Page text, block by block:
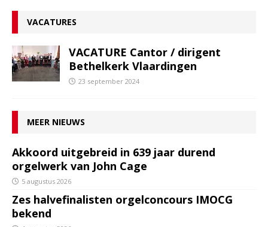
VACATURES
VACATURE Cantor / dirigent
Bethelkerk Vlaardingen
23 september 2024
MEER NIEUWS
Akkoord uitgebreid in 639 jaar durend
orgelwerk van John Cage
5 augustus 2026
Zes halvefinalisten orgelconcours IMOCG
bekend